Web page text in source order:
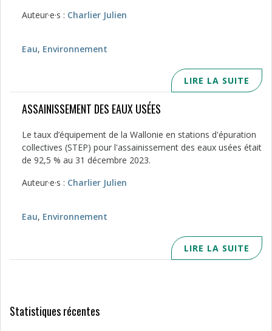
Auteur·e·s : Charlier Julien
Eau, Environnement
LIRE LA SUITE
ASSAINISSEMENT DES EAUX USÉES
Le taux d’équipement de la Wallonie en stations d'épuration
collectives (STEP) pour l'assainissement des eaux usées était
de 92,5 % au 31 décembre 2023.
Auteur·e·s : Charlier Julien
Eau, Environnement
LIRE LA SUITE
Statistiques récentes